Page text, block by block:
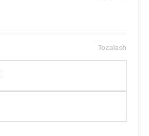
Tozalash